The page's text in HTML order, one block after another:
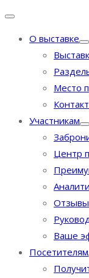
О выставке
Место
Участникам
Центр
Отзывы
Ваше
Посетителям